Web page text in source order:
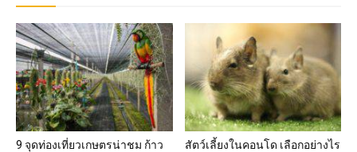
9 จุดท่องเที่ยวเกษตรน่าชม ก้าว
สัตว์เลี้ยงในคอนโด เลือกอย่างไร